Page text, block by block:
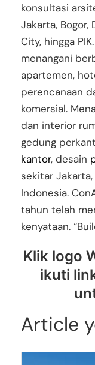
konsultasi
Jakarta, Bogor,
City, hingga
menangani
apartemen,
perencanaan
komersial.
dan interior
gedung
kantor, desain
sekitar Jakarta,
Indonesia.
tahun telah
kenyataan.
Klik logo
ikuti
Article